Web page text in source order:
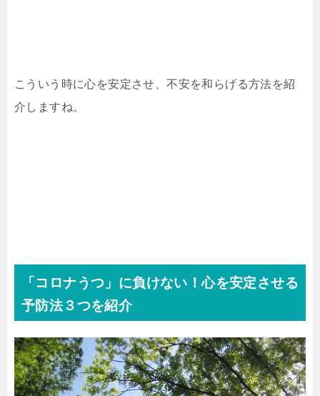
こういう時に心を安定させ、不安を和らげる方法を紹
介しますね。
「コロナうつ」に負けない！心を安定させる
予防法３つを紹介